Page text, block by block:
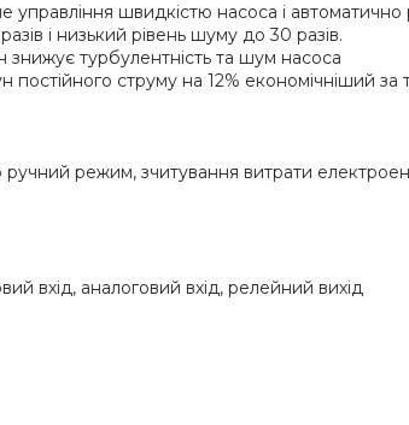
управління швидкістю насоса і
і низький рівень шуму до 30 разів.
знижує турбулентність та шум насоса
постійного струму на 12% економічніший
режим, зчитування витрати
вхід, аналоговий вхід, релейний вихід